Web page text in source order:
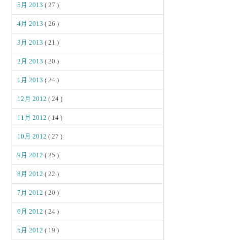
5月 2013( 27 )
4月 2013( 26 )
3月 2013( 21 )
2月 2013( 20 )
1月 2013( 24 )
12月 2012( 24 )
11月 2012( 14 )
10月 2012( 27 )
9月 2012( 25 )
8月 2012( 22 )
7月 2012( 20 )
6月 2012( 24 )
5月 2012( 19 )